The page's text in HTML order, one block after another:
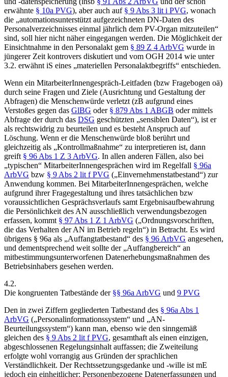
erwähnte § 10a PVG), aber auch auf § 9 Abs 3 lit i PVG, wonach
die „automationsunterstützt aufgezeichneten DN-Daten des
Personalverzeichnisses einmal jährlich dem PV-Organ mitzuteilen“
sind, soll hier nicht näher eingegangen werden. Die Möglichkeit der
Einsichtnahme in den Personalakt gem § 89 Z 4 ArbVG wurde in
jüngerer Zeit kontrovers diskutiert und vom OGH 2014 wie unter
3.2. erwähnt iS eines „materiellen Personalaktbegriffs“ entschieden.
Wenn ein MitarbeiterInnengespräch-Leitfaden (bzw Fragebogen oä)
durch seine Fragen und Ziele (Ausrichtung und Gestaltung der
Abfragen) die Menschenwürde verletzt (zB aufgrund eines
Verstoßes gegen das GlBG oder § 879 Abs 1 ABGB oder mittels
Abfrage der durch das DSG geschützten „sensiblen Daten“), ist er
als rechtswidrig zu beurteilen und es besteht Anspruch auf
Löschung. Wenn er die Menschenwürde bloß berührt und
gleichzeitig als „Kontrollmaßnahme“ zu interpretieren ist, dann
greift § 96 Abs 1 Z 3 ArbVG. In allen anderen Fällen, also bei
„typischen“ MitarbeiterInnengesprächen wird im Regelfall § 96a
ArbVG bzw § 9 Abs 2 lit f PVG („Einvernehmenstatbestand“) zur
Anwendung kommen. Bei MitarbeiterInnengesprächen, welche
aufgrund ihrer Fragegestaltung und ihres tatsächlichen bzw
voraussichtlichen Gesprächsverlaufs samt Ergebnisaufbewahrung
die Persönlichkeit des AN ausschließlich verwendungsbezogen
erfassen, kommt § 97 Abs 1 Z 1 ArbVG („Ordnungsvorschriften,
die das Verhalten der AN im Betrieb regeln“) in Betracht. Es wird
übrigens § 96a als „Auffangtatbestand“ des § 96 ArbVG angesehen,
und dementsprechend weit sollte der „Auffangbereich“ an
mitbestimmungsunterworfenen Datenerhebungsmaßnahmen des
Betriebsinhabers gesehen werden.
4.2.
Die kongruenten Tatbestände der §§ 96a ArbVG und 9 PVG
Den in zwei Ziffern gegliederten Tatbestand des § 96a Abs 1
ArbVG („Personalinformationssystem“ und „AN-
Beurteilungssystem“) kann man, ebenso wie den sinngemäß
gleichen des § 9 Abs 2 lit f PVG, gesamthaft als einen einzigen,
abgeschlossenen Regelungsinhalt auffassen; die Zweiteilung
erfolgte wohl vorrangig aus Gründen der sprachlichen
Verständlichkeit. Der Rechtssetzungsgedanke und -wille ist mE
jedoch ein einheitlicher: Personenbezogene Datenerfassungen und